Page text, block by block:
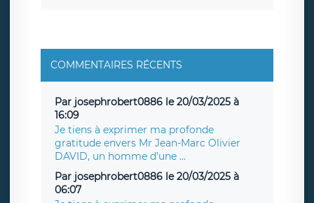
COMMENTAIRES RÉCENTS
Par josephrobert0886 le 20/03/2025 à
16:09
Je tiens à exprimer ma profonde
gratitude envers Mr Jean-Marc Olivier
DAVID, un homme d’une ...
Par josephrobert0886 le 20/03/2025 à
06:07